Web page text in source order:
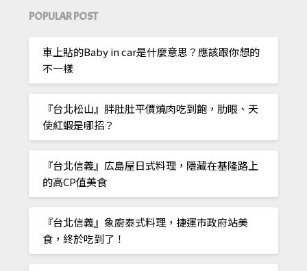
POPULAR POST
車上貼的Baby in car是什麼意思？應該跟你想的
不一樣
『台北松山』胖肚肚平價燒肉吃到飽，肋眼、天
使紅蝦是哪招？
『台北信義』広島屋日式料理，隱藏在基隆路上
的高CP值美食
『台北信義』象廚泰式料理，捷運市政府站美
食，終於吃到了！